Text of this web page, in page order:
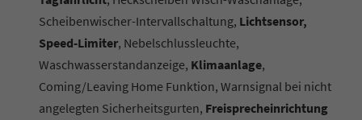
Scheibenwischer-Intervallschaltung, Lichtsensor,
Speed-Limiter, Nebelschlussleuchte,
Waschwasserstandanzeige, Klimaanlage,
Coming/Leaving Home Funktion, Warnsignal bei nicht
angelegten Sicherheitsgurten, Freisprecheinrichtung